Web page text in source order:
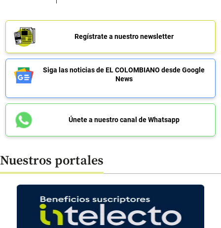
Regístrate a nuestro newsletter
Siga las noticias de EL COLOMBIANO desde Google
News
Únete a nuestro canal de Whatsapp
Nuestros portales